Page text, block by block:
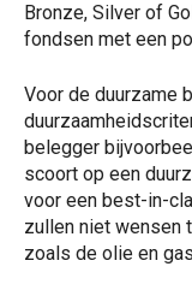
Bronze, Silver of
fondsen met een
Voor de duurzame
belegger
scoort op een
voor een best-in-
zullen niet wensen
zoals de olie en